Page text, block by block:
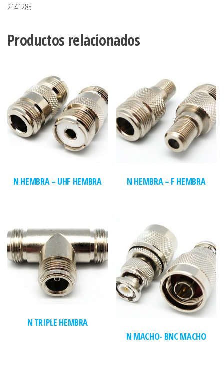
2141285
Productos relacionados
N HEMBRA – UHF HEMBRA N HEMBRA – F HEMBRA
N TRIPLE HEMBRA
N MACHO- BNC MACHO